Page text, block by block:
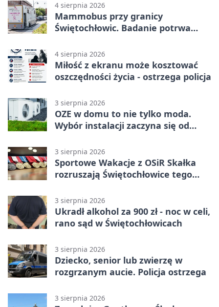
4 sierpnia 2026
Mammobus przy granicy
Świętochłowic. Badanie potrwa
4 sierpnia 2026
Miłość z ekranu może kosztować
oszczędności życia - ostrzega policja
3 sierpnia 2026
OZE w domu to nie tylko moda.
Wybór instalacji zaczyna się od
3 sierpnia 2026
Sportowe Wakacje z OSiR Skałka
rozruszają Świętochłowice tego
3 sierpnia 2026
Ukradł alkohol za 900 zł - noc w celi,
rano sąd w Świętochłowicach
3 sierpnia 2026
Dziecko, senior lub zwierzę w
rozgrzanym aucie. Policja ostrzega
3 sierpnia 2026